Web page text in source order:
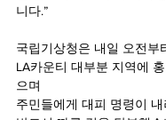
니다.”
국립기상청은 내일 오전부
LA카운티 대부분 지역에
으며
주민들에게 대피 명령이